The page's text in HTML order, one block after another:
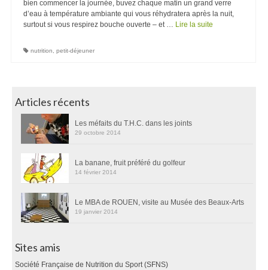
bien commencer la journée, buvez chaque matin un grand verre
d’eau à température ambiante qui vous réhydratera après la nuit,
surtout si vous respirez bouche ouverte – et … Lire la suite
nutrition, petit-déjeuner
Articles récents
Les méfaits du T.H.C. dans les joints
29 octobre 2014
La banane, fruit préféré du golfeur
14 février 2014
Le MBA de ROUEN, visite au Musée des Beaux-Arts
19 janvier 2014
Sites amis
Société Française de Nutrition du Sport (SFNS)